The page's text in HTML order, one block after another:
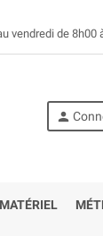
vendredi de 8h00
person